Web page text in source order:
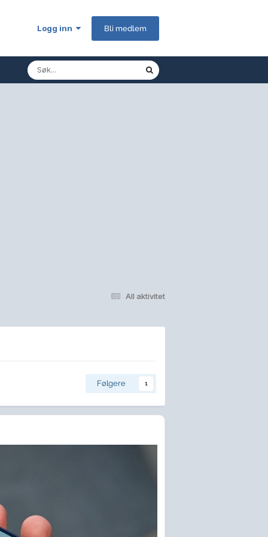
Logg inn Bli medlem
All aktivitet
Følgere 1